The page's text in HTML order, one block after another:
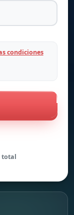
condiciones
total